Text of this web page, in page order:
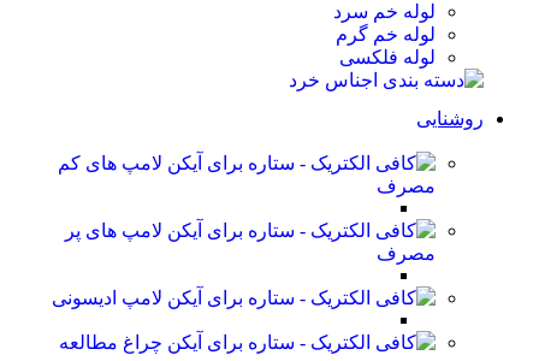
لوله خم سرد
لوله خم گرم
لوله فلکسی
روشنایی
لامپ های کم
مصرف
لامپ های پر
مصرف
لامپ ادیسونی
چراغ مطالعه